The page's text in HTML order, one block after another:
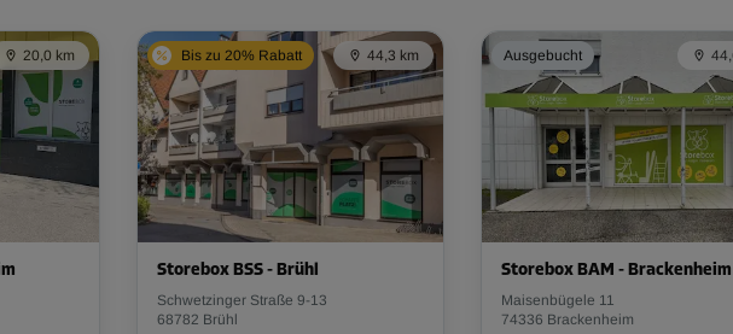
20,0 km Bis zu 20% Rabatt 44,3 km
Storebox BSS - Brühl
Schwetzinger Straße 9-13
68782 Brühl
Ausgebucht
Storebox BAM - Brackenheim
Maisenbügele 11
74336 Brackenheim